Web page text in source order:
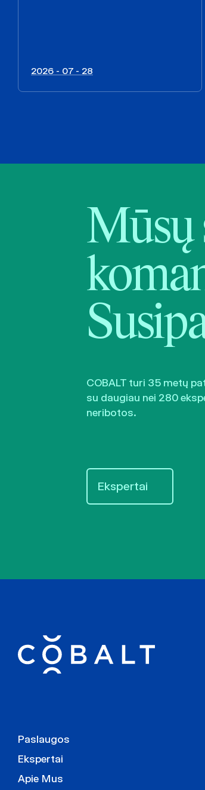
2026 - 07 - 28
Mūsų
COBALT turi 35 metų
su daugiau nei 280
neribotos.
Ekspertai
Paslaugos
Ekspertai
Apie Mus